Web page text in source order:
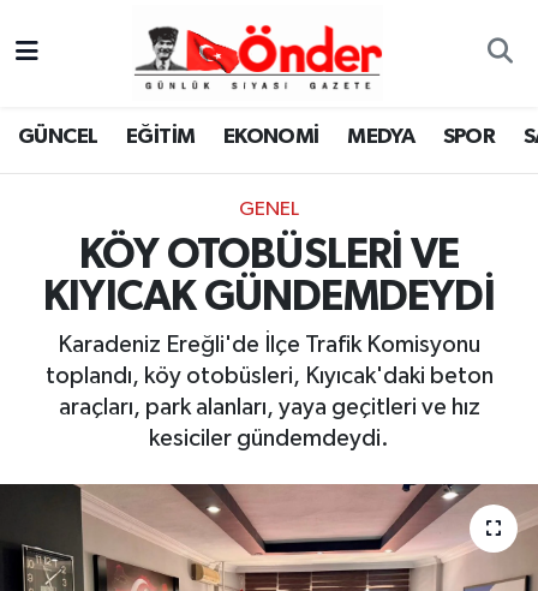
GÜNCEL EĞİTİM EKONOMİ MEDYA SPOR
GENEL
KÖY OTOBÜSLERİ VE
KIYICAK GÜNDEMDEYDİ
Karadeniz Ereğli'de İlçe Trafik Komisyonu
toplandı, köy otobüsleri, Kıyıcak'daki beton
araçları, park alanları, yaya geçitleri ve hız
kesiciler gündemdeydi.
GÜNCEL
MEDYA
SPOR
SAĞLIK
YAŞAM
RESMİ İLAN
Zonguldak Nöbetçi Eczaneler
Zonguldak Namaz Vakitleri
Zonguldak Trafik Yoğunluk Haritası
TFF 3.Lig 4.Grup Puan Durumu ve Fikstür
Tüm Manşetler
Haber Arşivi